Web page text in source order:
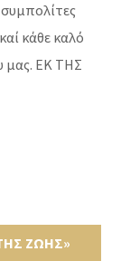
συμπολίτες
κάθε καλό
μας. ΕΚ ΤΗΣ
ΖΩΗΣ»